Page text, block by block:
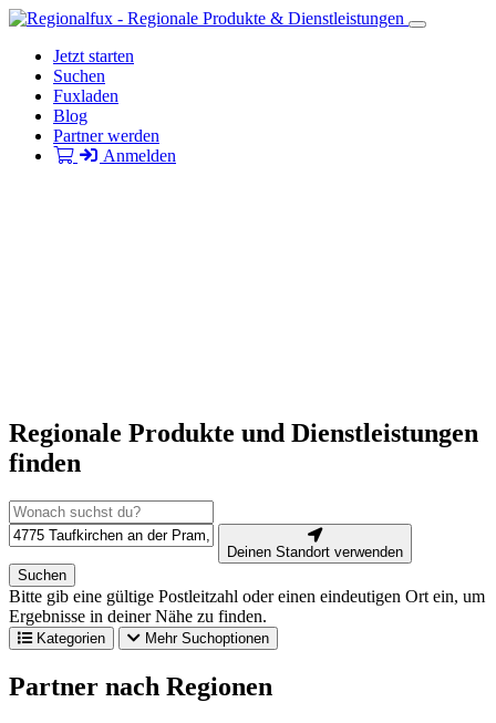
Jetzt starten
Suchen
Fuxladen
Blog
Partner werden
Anmelden
Regionale Produkte und Dienstleistungen
finden
Deinen Standort verwenden
Suchen
Bitte gib eine gültige Postleitzahl oder einen eindeutigen Ort ein, um
Ergebnisse in deiner Nähe zu finden.
Kategorien Mehr Suchoptionen
Partner nach Regionen